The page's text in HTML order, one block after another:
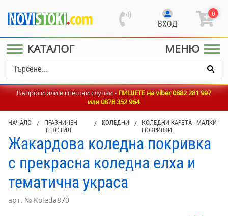
ВХОД
0
КАТАЛОГ МЕНЮ
Въпроси или в спешни случаи -ПИШЕТЕ на viber 0882 281 997
или0878 352 964.
НАЧАЛО /
ПРАЗНИЧЕН
ТЕКСТИЛ
/ КОЛЕДНИ /
КОЛЕДНИ КАРЕТА - МАЛКИ
ПОКРИВКИ
Жакардова коледна покривка
с прекрасна коледна елха и
тематична украса
арт. № Koleda870